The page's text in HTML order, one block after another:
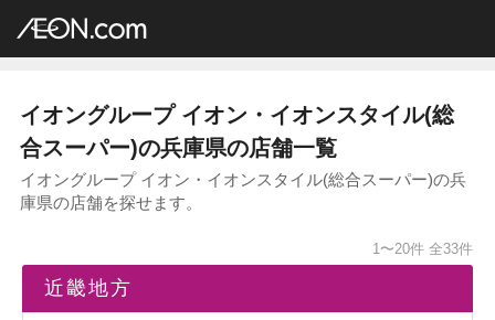
イオングループ店舗一覧
イオングループ イオン・イオンスタイル(総
合スーパー)の兵庫県の店舗一覧
イオングループ イオン・イオンスタイル(総合スーパー)の兵
庫県の店舗を探せます。
1〜20件 全33件
近畿地方